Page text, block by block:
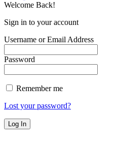
Welcome Back!
Sign in to your account
Username or Email Address
Password
Remember me
Lost your password?